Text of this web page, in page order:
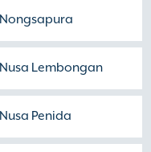
Lembongan
Penida